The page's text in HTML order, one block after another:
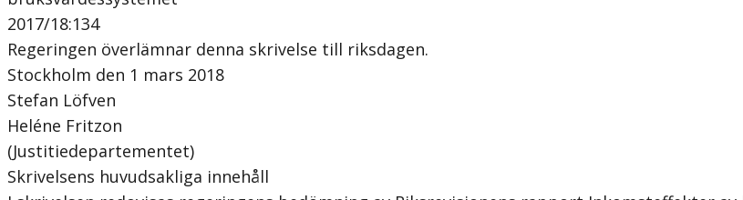
2017/18:134
Regeringen överlämnar denna skrivelse till riksdagen.
Stockholm den 1 mars 2018
Stefan Löfven
Heléne Fritzon
(Justitiedepartementet)
Skrivelsens huvudsakliga innehåll